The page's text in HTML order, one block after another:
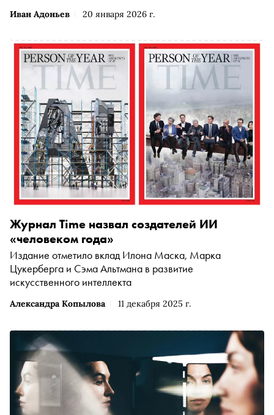
Иван Адоньев 20 января 2026 г.
Александра Копылова 11 декабря 2025 г.
Журнал Time назвал создателей ИИ
«человеком года»
Издание отметило вклад Илона Маска, Марка
Цукерберга и Сэма Альтмана в развитие
искусственного интеллекта